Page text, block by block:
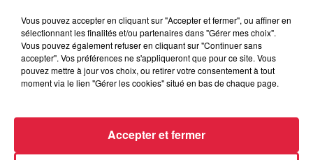
Kronenbourg à Obernai
Basées à Obernai, les Brasseries Kronenbourg font partie
d'Alsace Excellence et mettent en avant leur initiative
"Création et développement de la filière...
Vous pouvez accepter en cliquant sur "Accepter et fermer", ou affiner en
sélectionnant les finalités et/ou partenaires dans "Gérer mes choix".
Vous pouvez également refuser en cliquant sur "Continuer sans
accepter". Vos préférences ne s'appliqueront que pour ce site. Vous
pouvez mettre à jour vos choix, ou retirer votre consentement à tout
moment via le lien "Gérer les cookies" situé en bas de chaque page.
Accepter et fermer